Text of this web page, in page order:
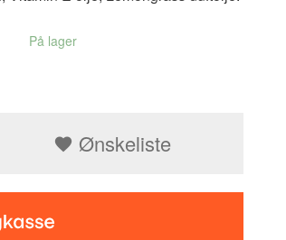
På lager
Ønskeliste